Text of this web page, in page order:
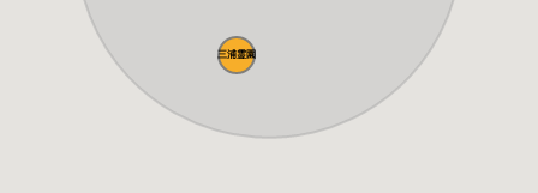
三浦霊園